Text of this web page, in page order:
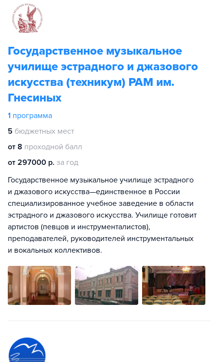
Государственное музыкальное
училище эстрадного и джазового
искусства (техникум) РАМ им.
Гнесиных
1 программа
5 бюджетных мест
от 8 проходной балл
от 297000 р. за год
Государственное музыкальное училище эстрадного
и джазового искусства—единственное в России
специализированное учебное заведение в области
эстрадного и джазового искусства. Училище готовит
артистов (певцов и инструменталистов),
преподавателей, руководителей инструментальных
и вокальных коллективов.